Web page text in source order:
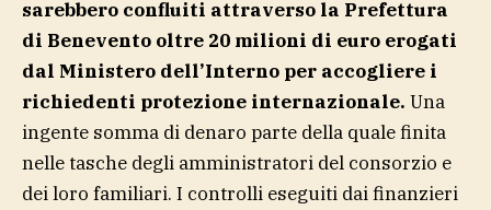
sarebbero confluiti attraverso la Prefettura
di Benevento oltre 20 milioni di euro erogati
dal Ministero dell’Interno per accogliere i
richiedenti protezione internazionale. Una
ingente somma di denaro parte della quale finita
nelle tasche degli amministratori del consorzio e
dei loro familiari. I controlli eseguiti dai finanzieri